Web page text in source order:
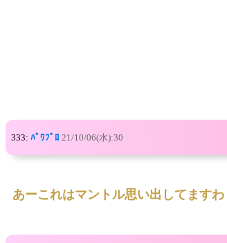
333: ﾊﾟﾜﾌﾟﾛ 21/10/06(水):30
あーこれはマントル思い出してますわ